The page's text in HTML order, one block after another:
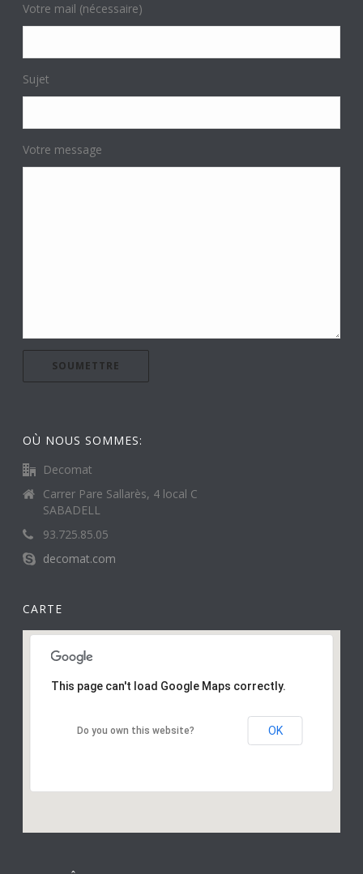
Votre mail (nécessaire)
Sujet
Votre message
OÙ NOUS SOMMES:
Decomat
Carrer Pare Sallarès, 4 local C
SABADELL
93.725.85.05
decomat.com
CARTE
This page can't load Google Maps correctly.
Do you own this website? OK